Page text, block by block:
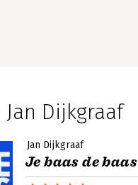
Dijkgraaf
Jan Dijkgraaf
Je baas de baas